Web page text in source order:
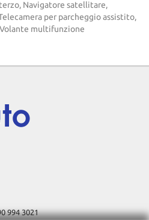
Navigatore satellitare,
per parcheggio assistito,
Volante multifunzione
994 3021